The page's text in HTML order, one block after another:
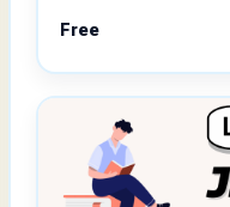
Free